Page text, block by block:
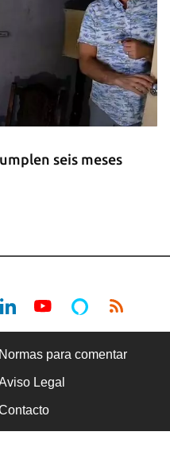
seis meses
de divisas operativo
en moneda
Normas para comentar
Legal